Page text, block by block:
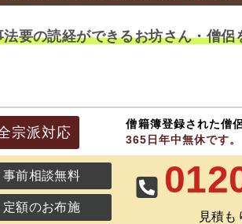
要の読経ができるお坊さん・僧侶
宗派対応
僧籍簿登録された僧
365日年中無休です。
事前相談無料
定額のお布施
見積も